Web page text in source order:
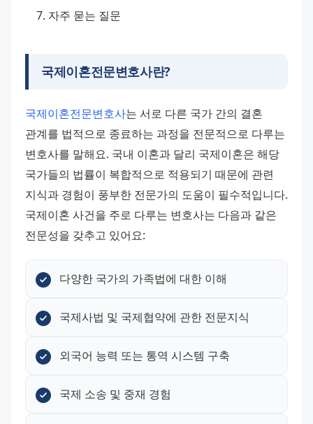
자주 묻는 질문
국제이혼전문변호사란?
국제이혼전문변호사는 서로 다른 국가 간의 결혼
관계를 법적으로 종료하는 과정을 전문적으로 다루는
변호사를 말해요. 국내 이혼과 달리 국제이혼은 해당
국가들의 법률이 복합적으로 적용되기 때문에 관련
지식과 경험이 풍부한 전문가의 도움이 필수적입니다.
국제이혼 사건을 주로 다루는 변호사는 다음과 같은
전문성을 갖추고 있어요:
다양한 국가의 가족법에 대한 이해
국제사법 및 국제협약에 관한 전문지식
외국어 능력 또는 통역 시스템 구축
국제 소송 및 중재 경험